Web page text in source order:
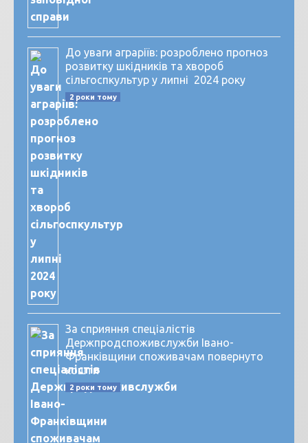
До уваги аграріїв: розроблено прогноз
розвитку шкідників та хвороб
сільгоспкультур у липні 2024 року
2 роки тому
За сприяння спеціалістів
Держпродспоживслужби Івано-
Франківщини споживачам повернуто
кошти
2 роки тому